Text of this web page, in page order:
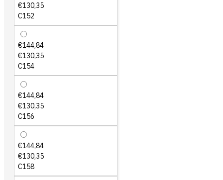
€130,35
C152
€144,84
€130,35
C154
€144,84
€130,35
C156
€144,84
€130,35
C158